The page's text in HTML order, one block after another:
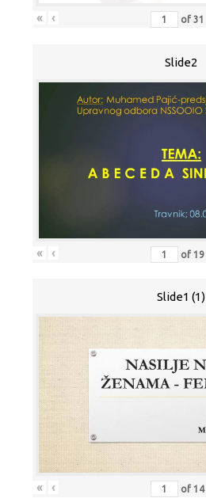
« ‹ of 31
Slide2
« ‹ of 19
Slide1 (1)
« ‹ of 14